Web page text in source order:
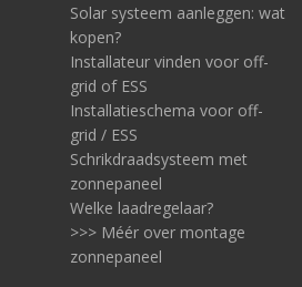
Solar systeem aanleggen: wat
kopen?
Installateur vinden voor off-
grid of ESS
Installatieschema voor off-
grid / ESS
Schrikdraadsysteem met
zonnepaneel
Welke laadregelaar?
>>> Méér over montage
zonnepaneel